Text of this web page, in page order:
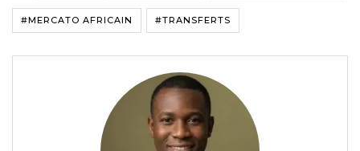
#MERCATO AFRICAIN #TRANSFERTS